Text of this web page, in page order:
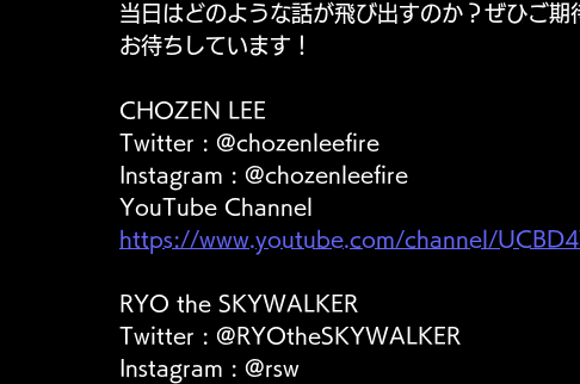
当日はどのような話が飛び出すのか？ぜひご
お待ちしています！
CHOZEN LEE
Twitter : @chozenleefire
Instagram : @chozenleefire
YouTube Channel
https://www.youtube.com/channel/
RYO the SKYWALKER
Twitter : @RYOtheSKYWALKER
Instagram : @rsw